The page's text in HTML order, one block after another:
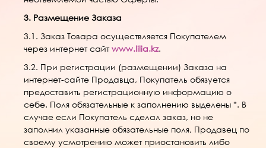
3. Размещение Заказа
3.1. Заказ Товара осуществляется Покупателем
через интернет сайтwww.lilia.kz.
3.2. При регистрации (размещении) Заказа на
интернет-сайте Продавца, Покупатель обязуется
предоставить регистрационную информацию о
себе. Поля обязательные к заполнению выделены *. В
случае если Покупатель сделал заказ, но не
заполнил указанные обязательные поля, Продавец по
своему усмотрению может приостановить либо